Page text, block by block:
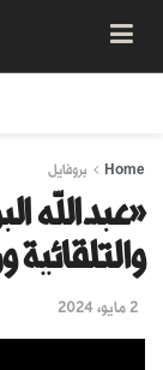
Home بروفايل
«عبدالله
والتلقائية
2 مايو، 2024